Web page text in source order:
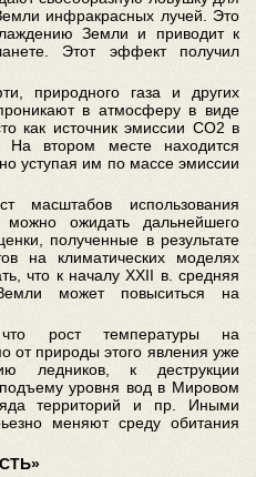
инфракрасных лучей. Это
Земли и приводит к
Этот эффект получил
природного газа и других
в атмосферу в виде
как источник эмиссии СО2 в
На втором месте находится
уступая им по массе эмиссии
масштабов использования
можно ожидать дальнейшего
полученные в результате
на климатических моделях
что к началу XXII в. средняя
может повыситься на
рост температуры на
от природы этого явления уже
ледников, к деструкции
уровня вод в Мировом
территорий и пр. Иными
меняют среду обитания